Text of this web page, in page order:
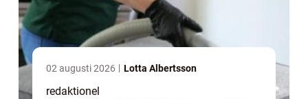
02 augusti 2026 Lotta Albertsson
redaktionel